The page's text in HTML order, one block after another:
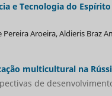
e Tecnologia do
Aroeira, Aldieris Braz
multicultural na
de